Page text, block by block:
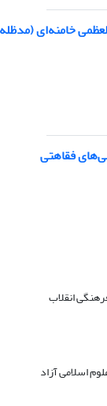
خامنه‌ای
فقاهتی
انقلاب
اسلامی آزاد